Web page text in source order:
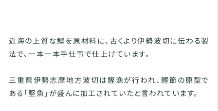
近海の上質な鰹を原材料に、古くより伊勢波切に伝わる製
法で、一本一本手仕事で仕上げています。
三重県伊勢志摩地方波切は鰹漁が行われ、鰹節の原型で
ある「堅魚」が盛んに加工されていたと言われています。